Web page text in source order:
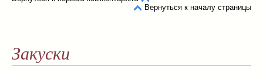
Вернуться к началу страницы
Закуски